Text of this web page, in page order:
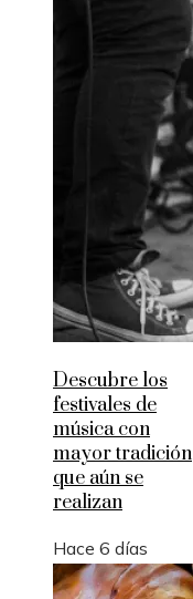
Descubre los
festivales de
música con
mayor tradición
que aún se
realizan
Hace 6 días